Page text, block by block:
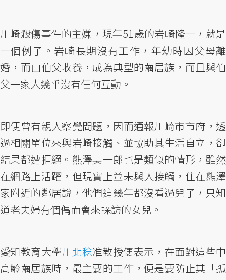
川崎殺傷事件的主嫌，現年51歲的岩崎隆一，就是
一個例子。岩崎長期沒有工作，年幼時因父母離
婚，而由伯父收養，成為典型的繭居族，而且與伯
父一家人幾乎沒有任何互動。
即便曾有親人察覺問題，因而通報川崎市市府，透
過相關單位來與岩崎接觸、並協助其生活自立，卻
結果都遭拒絕。熊澤英一郎也是類似的情形，雖然
在網路上活躍，但現實上並未與人接觸，住在熊澤
家附近的鄰居說，他們這幾年都沒看過兒子，只知
道老夫婦有個偶而會來探訪的女兒。
愛知教育大學川北稔准教授便表示，在面對這些中
高齡繭居族時，最主要的工作，便是要防止其「孤